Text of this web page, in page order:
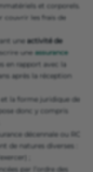
et corporels.
couvrir les frais de
une activité de
une assurance
en rapport avec la
après la réception
la forme juridique de
donc y compris
décennale ou RC
de natures diverses :
;
par l’ordre des